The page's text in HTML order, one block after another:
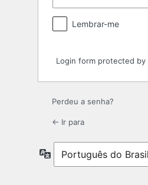
Lembrar-me
Login form protected by
Perdeu a senha?
← Ir para
Idioma